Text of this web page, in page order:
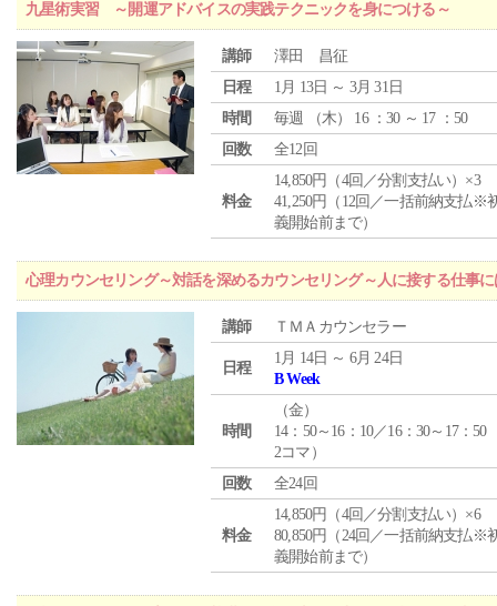
九星術実習 ～開運アドバイスの実践テクニックを身につける～
講師
澤田 昌征
日程
1月 13日 ～ 3月 31日
時間
毎週 （木） 16 ：30 ～ 17 ：50
回数
全12回
料金
14,850円（4回／分割支払い）×3
41,250円（12回／一括前納支払※
義開始前まで）
心理カウンセリング～対話を深めるカウンセリング～人に接する仕事
講師 ＴＭＡカウンセラー
日程
1月 14日 ～ 6月 24日
B Week
時間
（金）
14：50～16：10／16：30～17：50
2コマ）
回数
全24回
料金
14,850円（4回／分割支払い）×6
80,850円（24回／一括前納支払※
義開始前まで）